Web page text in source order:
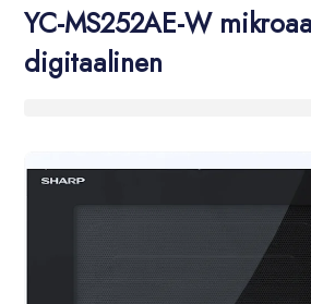
YC-MS252AE-W
digitaalinen